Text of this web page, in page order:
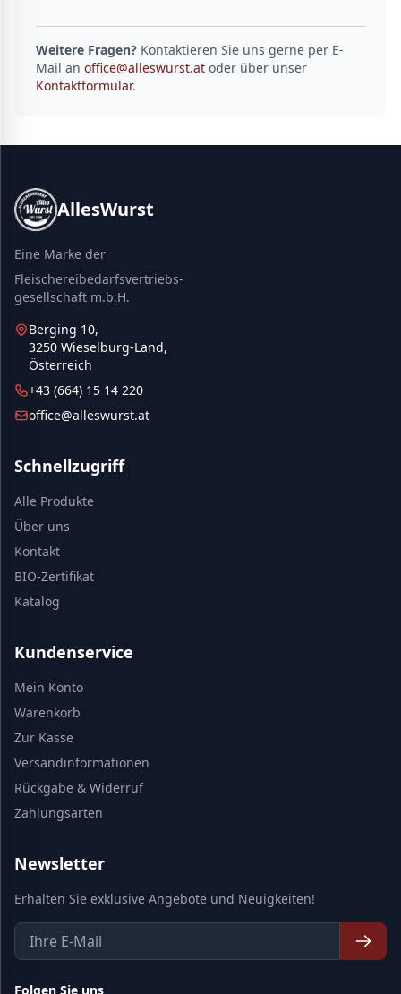
Weitere Fragen? Kontaktieren Sie uns gerne per E-
Mail an office@alleswurst.at oder über unser
Kontaktformular.
AllesWurst
Eine Marke der
Fleischereibedarfsvertriebs-
gesellschaft m.b.H.
Berging 10,
3250 Wieselburg-Land,
Österreich
+43 (664) 15 14 220
office@alleswurst.at
Schnellzugriff
Alle Produkte
Über uns
Kontakt
BIO-Zertifikat
Katalog
Kundenservice
Mein Konto
Warenkorb
Zur Kasse
Versandinformationen
Rückgabe & Widerruf
Zahlungsarten
Newsletter
Erhalten Sie exklusive Angebote und Neuigkeiten!
Folgen Sie uns